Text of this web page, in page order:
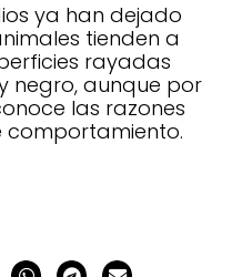
ya han dejado
tienden a
rayadas
negro, aunque por
las razones
comportamiento.